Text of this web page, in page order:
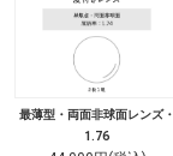
最薄型・両面非球面レンズ・
1.76